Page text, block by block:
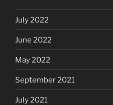
July 2022
June 2022
May 2022
September 2021
July 2021